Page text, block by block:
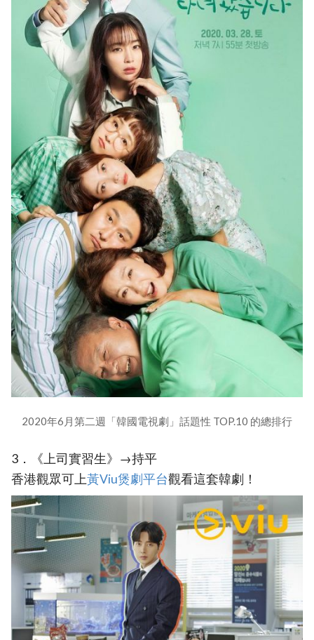
2020年6月第二週「韓國電視劇」話題性 TOP.10 的總排行
3．《上司實習生》→持平
香港觀眾可上黃Viu煲劇平台觀看這套韓劇！